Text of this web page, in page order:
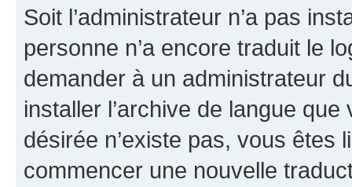
Soit l’administrateur n’a pas
personne n’a encore traduit le
demander à un administrateur
installer l’archive de langue
désirée n’existe pas, vous êtes
commencer une nouvelle